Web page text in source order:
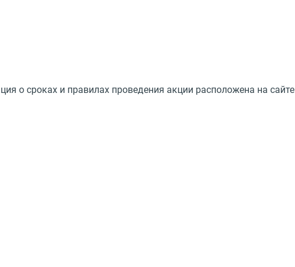
о сроках и правилах проведения акции расположена на сайте